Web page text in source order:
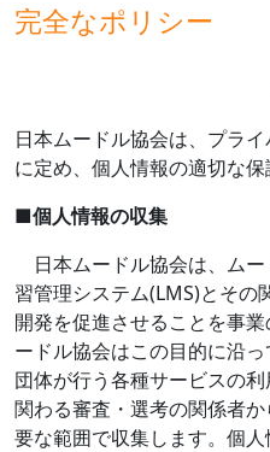
完全なポリシー
日本ムードル協会は、プラ
に定め、個人情報の適切な保
■個人情報の収集
日本ムードル協会は、ム
習管理システム(LMS)とその
開発を促進させることを事
ードル協会はこの目的に沿
団体が行う各種サービスの
関わる審査・選考の関係者
要な範囲で収集します。個